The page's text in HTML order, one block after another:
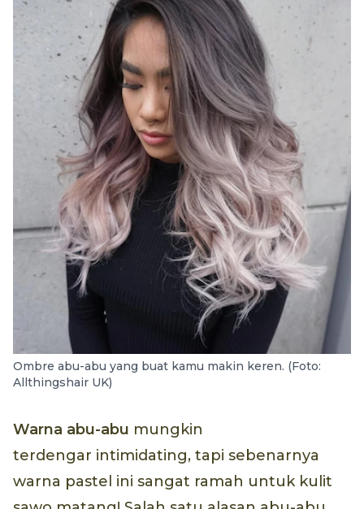
Ombre abu-abu yang buat kamu makin keren. (Foto:
Allthingshair UK)
Warna abu-abu mungkin
terdengar intimidating, tapi sebenarnya
warna pastel ini sangat ramah untuk kulit